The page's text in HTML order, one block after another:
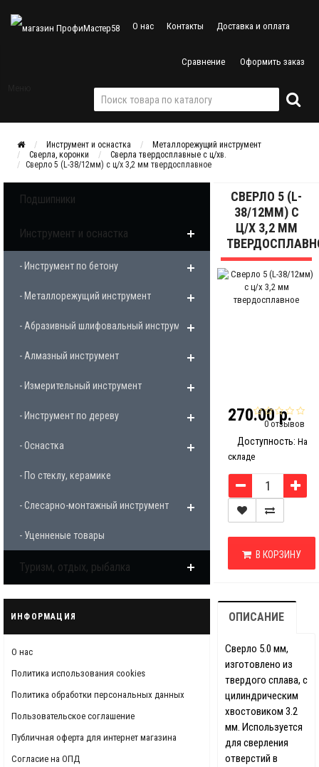
О нас Контакты Доставка и оплата
Сравнение Оформить заказ
Инструмент и оснастка
Металлорежущий инструмент
Сверла, коронки
Сверла твердосплавные с ц/хв.
Сверло 5 (L-38/12мм) с ц/х 3,2 мм твердосплавное
Подшипники
Инструмент и оснастка
- Инструмент по бетону
- Металлорежущий инструмент
- Абразивный шлифовальный инструмент
- Алмазный инструмент
- Измерительный инструмент
- Инструмент по дереву
- Оснастка
- По стеклу, керамике
- Слесарно-монтажный инструмент
- Уценненые товары
Туризм, отдых, рыбалка
ИНФОРМАЦИЯ
О нас
Политика использования cookies
Политика обработки персональных данных
Пользовательское соглашение
Публичная оферта для интернет магазина
Согласие на ОПД
СВЕРЛО 5 (L-
38/12ММ) С
Ц/Х 3,2 ММ
0 отзывов
270.00 р.
Доступность: На
складе
В КОРЗИНУ
ОПИСАНИЕ
Сверло 5.0 мм,
изготовлено из
твердого сплава, с
цилиндрическим
хвостовиком 3.2
мм. Используется
для сверления
отверстий в